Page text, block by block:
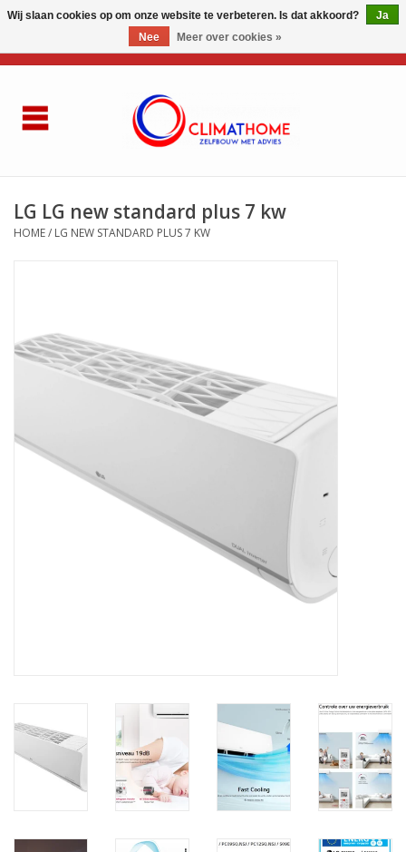
Thuisbatterij
Zelfbouwen
Vloerverwarming/
Klimaatplafonds
LG LG new standard plus 7 kw
HOME/ LG NEW STANDARD PLUS 7 KW
Wij slaan cookies op om onze website te verbeteren. Is dat akkoord?
Ja
Nee
Meer over cookies »